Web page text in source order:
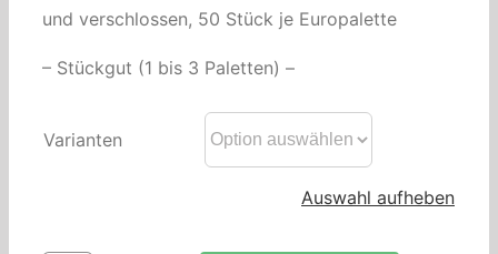
und verschlossen, 50 Stück je Europalette
– Stückgut (1 bis 3 Paletten) –
Varianten
Auswahl aufheben